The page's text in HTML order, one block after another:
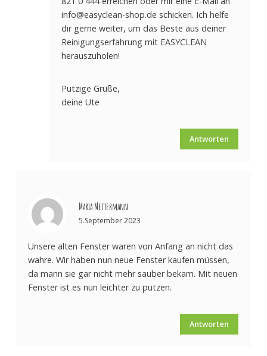
info@easyclean-shop.de schicken. Ich helfe
dir gerne weiter, um das Beste aus deiner
Reinigungserfahrung mit EASYCLEAN
herauszuholen!
Putzige Grüße,
deine Ute
Antworten
Maria Mettermann
5.September 2023
Unsere alten Fenster waren von Anfang an nicht das
wahre. Wir haben nun neue Fenster kaufen müssen,
da mann sie gar nicht mehr sauber bekam. Mit neuen
Fenster ist es nun leichter zu putzen.
Antworten